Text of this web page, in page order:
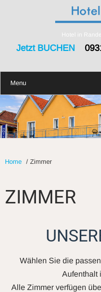
Hotel in
Jetzt BUCHEN
Menu
Home / Zimmer
ZIMMER
Wählen Sie die
Aufenthalt
Alle Zimmer verfügen